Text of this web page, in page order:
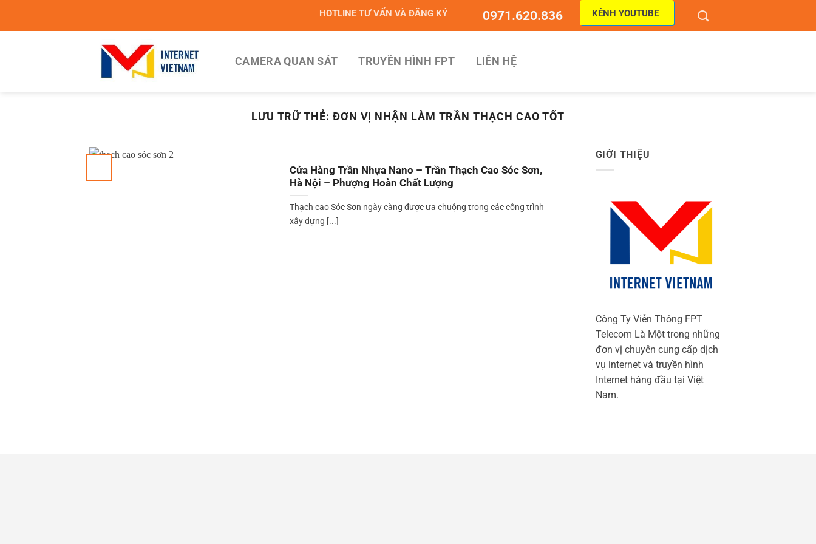
HOTLINE TƯ VẤN VÀ ĐĂNG KÝ 0971.620.836 KÊNH YOUTUBE
CAMERA QUAN SÁT TRUYỀN HÌNH FPT LIÊN HỆ
LƯU TRỮ THẺ: ĐƠN VỊ NHẬN LÀM TRẦN THẠCH CAO TỐT
Cửa Hàng Trần Nhựa Nano – Trần Thạch Cao Sóc Sơn,
Hà Nội – Phượng Hoàn Chất Lượng
Thạch cao Sóc Sơn ngày càng được ưa chuộng trong các công trình
xây dựng [...]
GIỚI THIỆU
Công Ty Viễn Thông FPT
Telecom Là Một trong những
đơn vị chuyên cung cấp dịch
vụ internet và truyền hình
Internet hàng đầu tại Việt
Nam.